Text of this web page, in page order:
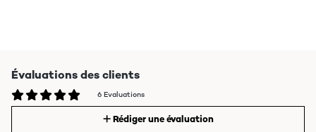
Évaluations des clients
6 Evaluations
Rédiger une évaluation